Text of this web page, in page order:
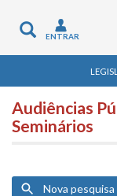
Toggle
navigation
ENTRAR
Audiências
Seminários
Nova pesquisa